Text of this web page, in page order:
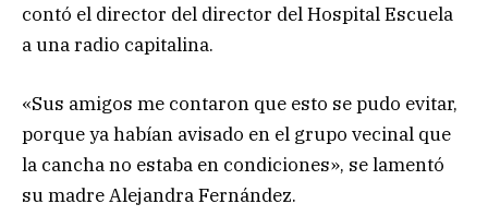
contó el director del director del Hospital Escuela
a una radio capitalina.
«Sus amigos me contaron que esto se pudo evitar,
porque ya habían avisado en el grupo vecinal que
la cancha no estaba en condiciones», se lamentó
su madre Alejandra Fernández.